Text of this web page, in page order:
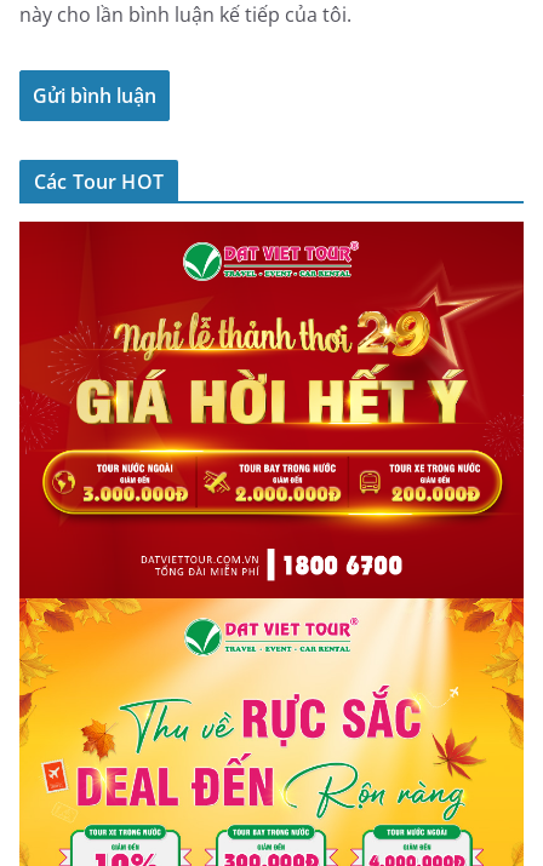
này cho lần bình luận kế tiếp của tôi.
Các Tour HOT